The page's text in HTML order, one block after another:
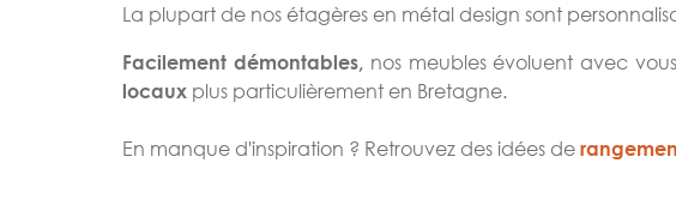
La plupart de nos étagères en métal design sont
Facilement démontables, nos meubles évoluent avec
locaux plus particulièrement en Bretagne.
En manque d'inspiration ? Retrouvez des idées de